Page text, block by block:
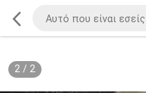
2/ 2